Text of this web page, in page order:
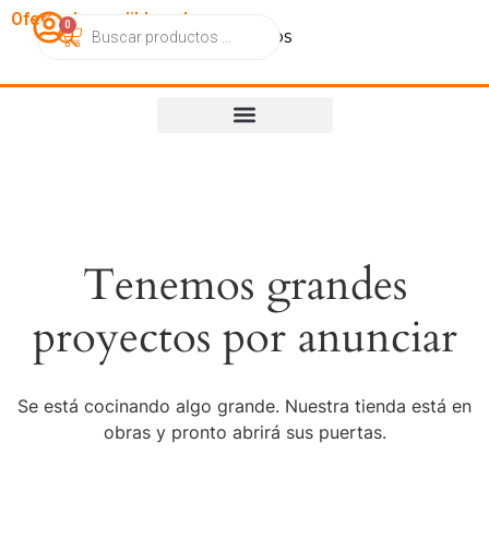
OfertasImperdibles.cl
CatálogoContactoNosotros
0
Tenemos grandes
proyectos por anunciar
Se está cocinando algo grande. Nuestra tienda está en
obras y pronto abrirá sus puertas.